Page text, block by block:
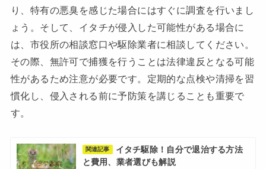
り、特有の悪臭を感じた場合にはすぐに調査を行いまし
ょう。そして、イタチが侵入した可能性がある場合に
は、市役所の相談窓口や駆除業者に相談してください。
その際、無許可で捕獲を行うことは法律違反となる可能
性があるため注意が必要です。定期的な点検や清掃を習
慣化し、侵入される前に予防策を講じることも重要で
す。
関連記事
イタチ駆除！自分で退治する方法
と費用、業者選びも解説